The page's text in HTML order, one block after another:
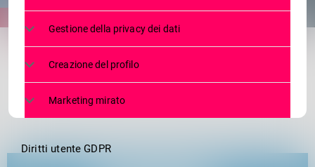
share
email
Gestione della privacy dei dati
Creazione del profilo
Marketing mirato
Diritti utente GDPR